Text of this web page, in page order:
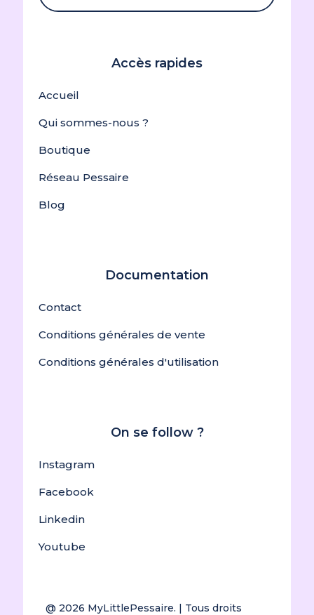
Accès rapides
Accueil
Qui sommes-nous ?
Boutique
Réseau Pessaire
Blog
Documentation
Contact
Conditions générales de vente
Conditions générales d'utilisation
On se follow ?
Instagram
Facebook
Linkedin
Youtube
@ 2026 MyLittlePessaire. | Tous droits